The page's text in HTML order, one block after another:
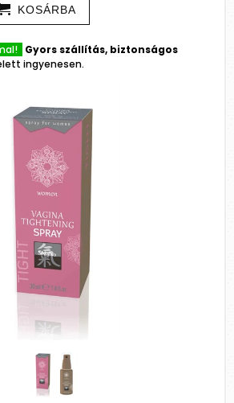
KOSÁRBA
Gyors szállítás, biztonságos
ingyenesen.